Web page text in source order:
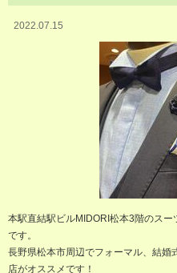
2022.07.15
本駅直結駅ビルMIDORI松本3階のス
です。
長野県松本市周辺でフォーマル、結婚
店がオススメです！